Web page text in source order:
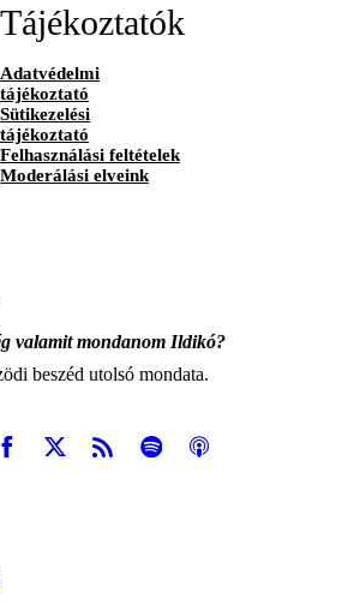
Tájékoztatók
Adatvédelmi
tájékoztató
Sütikezelési
tájékoztató
Felhasználási feltételek
Moderálási elveink
valamit mondanom Ildikó?
beszéd utolsó mondata.